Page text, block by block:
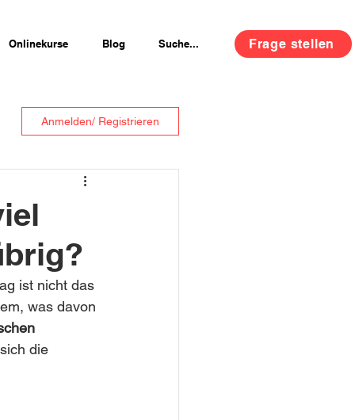
Onlinekurse Blog Suche... Frage stellen
Anmelden/ Registrieren
ist nicht das
was davon
die